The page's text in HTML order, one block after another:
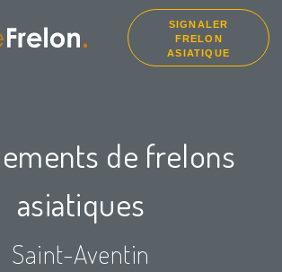
SIGNALER
FRELON
ASIATIQUE
de frelons
asiatiques
Saint-Aventin